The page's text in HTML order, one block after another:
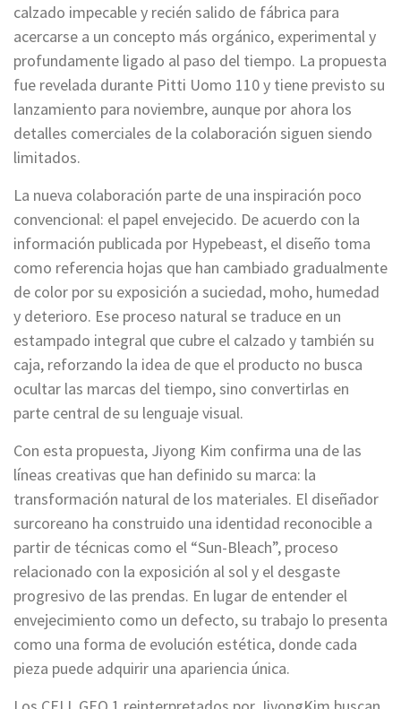
calzado impecable y recién salido de fábrica para
acercarse a un concepto más orgánico, experimental y
profundamente ligado al paso del tiempo. La propuesta
fue revelada durante Pitti Uomo 110 y tiene previsto su
lanzamiento para noviembre, aunque por ahora los
detalles comerciales de la colaboración siguen siendo
limitados.
La nueva colaboración parte de una inspiración poco
convencional: el papel envejecido. De acuerdo con la
información publicada por Hypebeast, el diseño toma
como referencia hojas que han cambiado gradualmente
de color por su exposición a suciedad, moho, humedad
y deterioro. Ese proceso natural se traduce en un
estampado integral que cubre el calzado y también su
caja, reforzando la idea de que el producto no busca
ocultar las marcas del tiempo, sino convertirlas en
parte central de su lenguaje visual.
Con esta propuesta, Jiyong Kim confirma una de las
líneas creativas que han definido su marca: la
transformación natural de los materiales. El diseñador
surcoreano ha construido una identidad reconocible a
partir de técnicas como el “Sun-Bleach”, proceso
relacionado con la exposición al sol y el desgaste
progresivo de las prendas. En lugar de entender el
envejecimiento como un defecto, su trabajo lo presenta
como una forma de evolución estética, donde cada
pieza puede adquirir una apariencia única.